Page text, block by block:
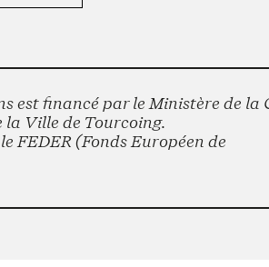
est financé par le Ministère de la
Ville de Tourcoing.
FEDER (Fonds Européen de